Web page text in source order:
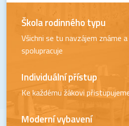
Škola rodinného typu
Všichni se tu navzájem známe
spolupracuje
Individuální přístup
Ke každému žákovi
Moderní vybavení